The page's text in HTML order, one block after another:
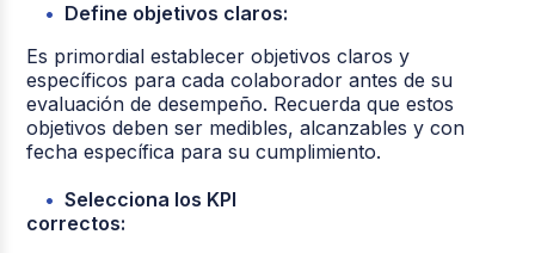
Define objetivos claros:
Es primordial establecer objetivos claros y
específicos para cada colaborador antes de su
evaluación de desempeño. Recuerda que estos
objetivos deben ser medibles, alcanzables y con
fecha específica para su cumplimiento.
Selecciona los KPI
correctos: